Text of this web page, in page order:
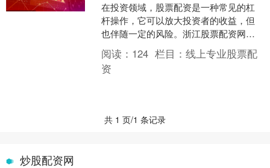
在投资领域，股票配资是一种常见的杠
杆操作，它可以放大投资者的收益，但
也伴随一定的风险。浙江股票配资网作
为一家专业的股票配资平台股票配资广
告，致力于为投资者提供安....
阅读： 124 栏目：线上专业股票配
资
共 1 页/1 条记录
炒股配资网